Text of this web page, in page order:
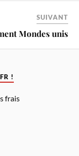
SUIVANT
Mondes unis
!
frais